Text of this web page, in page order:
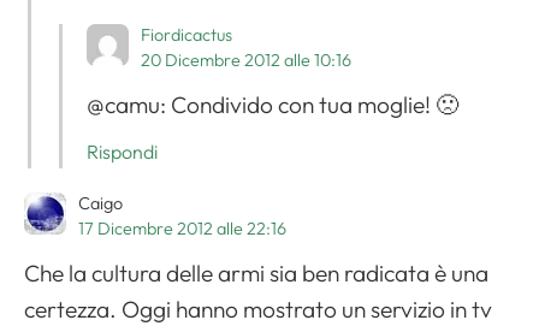
Fiordicactus
20 Dicembre 2012 alle 10:16
@camu: Condivido con tua moglie! 🙁
Rispondi
Caigo
17 Dicembre 2012 alle 22:16
Che la cultura delle armi sia ben radicata è una
certezza. Oggi hanno mostrato un servizio in tv